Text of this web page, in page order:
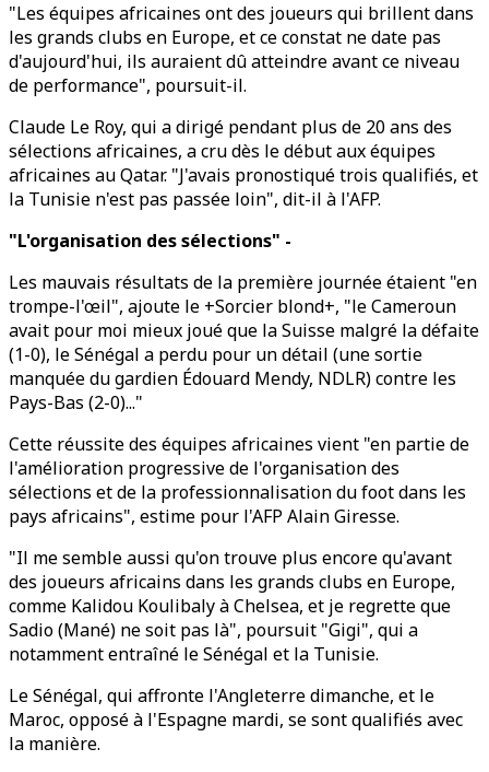
"Les équipes africaines ont des joueurs qui brillent dans
les grands clubs en Europe, et ce constat ne date pas
d'aujourd'hui, ils auraient dû atteindre avant ce niveau
de performance", poursuit-il.
Claude Le Roy, qui a dirigé pendant plus de 20 ans des
sélections africaines, a cru dès le début aux équipes
africaines au Qatar. "J'avais pronostiqué trois qualifiés, et
la Tunisie n'est pas passée loin", dit-il à l'AFP.
"L'organisation des sélections" -
Les mauvais résultats de la première journée étaient "en
trompe-l'œil", ajoute le +Sorcier blond+, "le Cameroun
avait pour moi mieux joué que la Suisse malgré la défaite
(1-0), le Sénégal a perdu pour un détail (une sortie
manquée du gardien Édouard Mendy, NDLR) contre les
Pays-Bas (2-0)..."
Cette réussite des équipes africaines vient "en partie de
l'amélioration progressive de l'organisation des
sélections et de la professionnalisation du foot dans les
pays africains", estime pour l'AFP Alain Giresse.
"Il me semble aussi qu'on trouve plus encore qu'avant
des joueurs africains dans les grands clubs en Europe,
comme Kalidou Koulibaly à Chelsea, et je regrette que
Sadio (Mané) ne soit pas là", poursuit "Gigi", qui a
notamment entraîné le Sénégal et la Tunisie.
Le Sénégal, qui affronte l'Angleterre dimanche, et le
Maroc, opposé à l'Espagne mardi, se sont qualifiés avec
la manière.